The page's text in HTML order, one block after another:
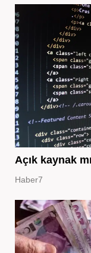
Açık kaynak
Haber7